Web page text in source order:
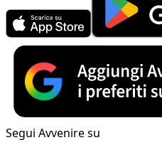
Segui Avvenire su